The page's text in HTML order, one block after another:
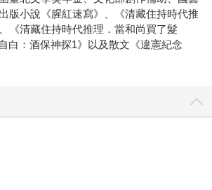
版小說《腥紅速寫》、《清藏住持時代推
《清藏住持時代推理．當和尚買了髮
白：酒保神探1》以及散文《違憲紀念